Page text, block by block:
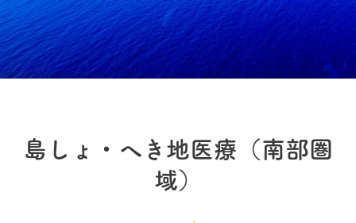
島しょ・へき地医療（南部圏
域）